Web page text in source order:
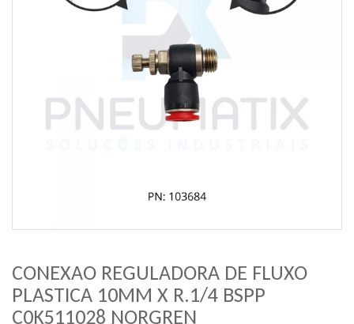
CONEXAO REGULADORA DE FLUXO
PLASTICA 10MM X R.1/4 BSPP
C0K511028 NORGREN